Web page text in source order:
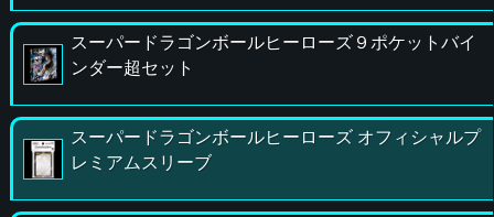
スーパードラゴンボールヒーローズ９ポケットバイ
ンダー超セット
スーパードラゴンボールヒーローズ オフィシャルプ
レミアムスリーブ